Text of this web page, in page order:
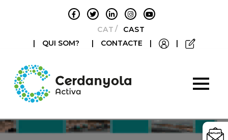
CATALÀCASTELLANO
|
QUI SOM? | CONTACTE | |